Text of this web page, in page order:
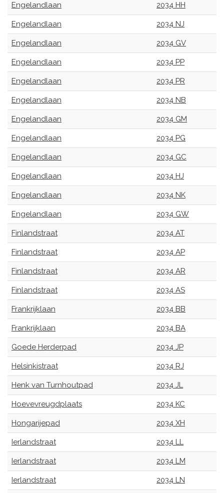
Engelandlaan 2034 HH
Engelandlaan 2034 NJ
Engelandlaan 2034 GV
Engelandlaan 2034 PP
Engelandlaan 2034 PR
Engelandlaan 2034 NB
Engelandlaan 2034 GM
Engelandlaan 2034 PG
Engelandlaan 2034 GC
Engelandlaan 2034 HJ
Engelandlaan 2034 NK
Engelandlaan 2034 GW
Finlandstraat 2034 AT
Finlandstraat 2034 AP
Finlandstraat 2034 AR
Finlandstraat 2034 AS
Frankrijklaan 2034 BB
Frankrijklaan 2034 BA
Goede Herderpad 2034 JP
Helsinkistraat 2034 RJ
Henk van Turnhoutpad 2034 JL
Hoevevreugdplaats 2034 KC
Hongarijepad 2034 XH
Ierlandstraat 2034 LL
Ierlandstraat 2034 LM
Ierlandstraat 2034 LN